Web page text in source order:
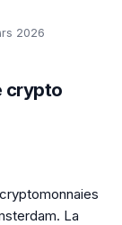
2026
crypto
La